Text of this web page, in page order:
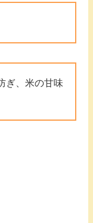
ぎ、米の甘味